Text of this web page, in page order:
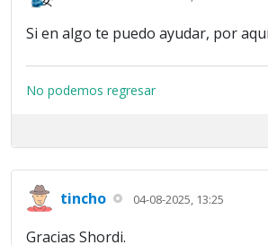
Si en algo te puedo ayudar, por
No podemos regresar
tincho 04-08-2025, 13:25
Gracias Shordi.